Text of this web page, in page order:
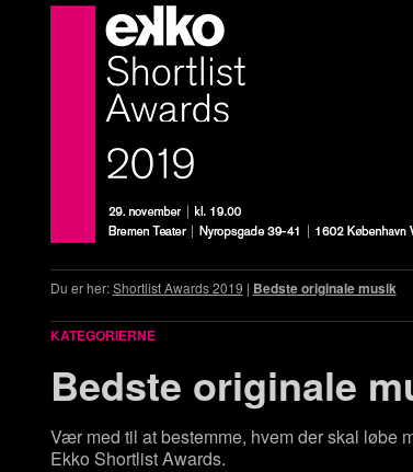
Du er her:Shortlist Awards 2019 | Bedste originale musik
KATEGORIERNE
Bedste originale
Vær med til at bestemme, hvem der skal løbe
Ekko Shortlist Awards.